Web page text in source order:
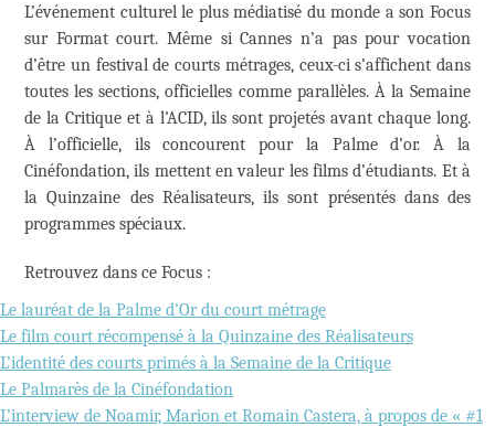
L’événement culturel le plus médiatisé du monde a son Focus
sur Format court. Même si Cannes n’a pas pour vocation
d’être un festival de courts métrages, ceux-ci s’affichent dans
toutes les sections, officielles comme parallèles. À la Semaine
de la Critique et à l’ACID, ils sont projetés avant chaque long.
À l’officielle, ils concourent pour la Palme d’or. À la
Cinéfondation, ils mettent en valeur les films d’étudiants. Et à
la Quinzaine des Réalisateurs, ils sont présentés dans des
programmes spéciaux.
Retrouvez dans ce Focus :
Le lauréat de la Palme d’Or du court métrage
Le film court récompensé à la Quinzaine des Réalisateurs
L’identité des courts primés à la Semaine de la Critique
Le Palmarès de la Cinéfondation
L’interview de Noamir, Marion et Romain Castera, à propos de « #1